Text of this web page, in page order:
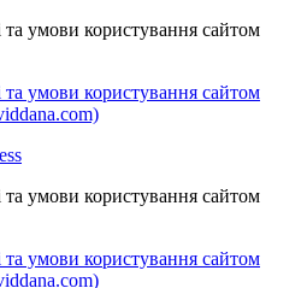
та умови користування сайтом
та умови користування сайтом
та умови користування сайтом
та умови користування сайтом